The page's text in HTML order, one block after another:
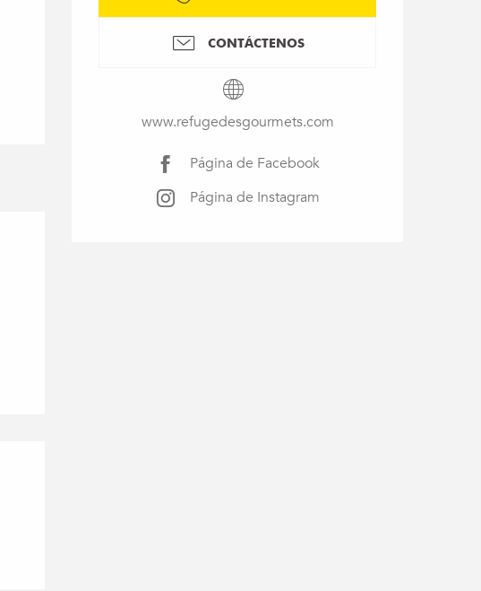
CONTÁCTENOS
www.refugedesgourmets.com
Página de Facebook
Página de Instagram